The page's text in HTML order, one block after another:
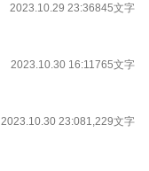
2023.10.29 23:36845文字
2023.10.30 16:11765文字
2023.10.30 23:081,229文字